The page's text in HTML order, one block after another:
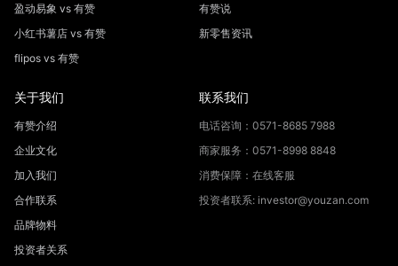
盈动易象 vs 有赞
小红书薯店 vs 有赞
flipos vs 有赞
有赞说
新零售资讯
关于我们
有赞介绍
企业文化
加入我们
合作联系
品牌物料
投资者关系
联系我们
电话咨询：0571-8685 7988
商家服务：0571-8998 8848
消费保障：在线客服
投资者联系: investor@youzan.com